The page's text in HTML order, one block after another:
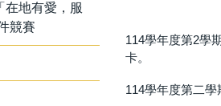
在地有愛，服
競賽
114學年度第2學
卡。
114學年度第二